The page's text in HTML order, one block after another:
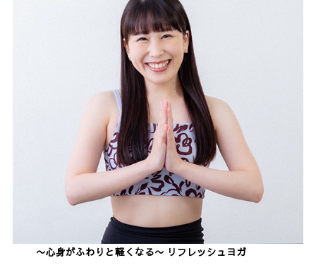
〜心身がふわりと軽くなる〜 リフレッシュヨガ